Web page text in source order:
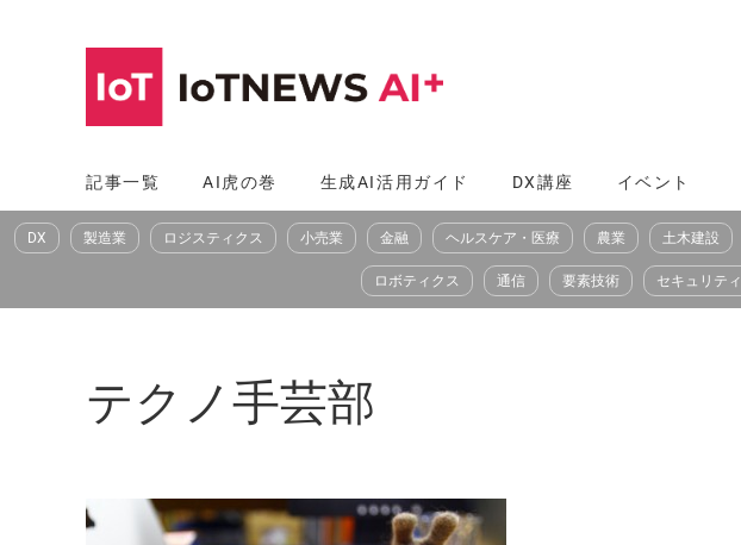
へ
ス
記事一覧 AI虎の巻 生成AI活用ガイド DX講座 イベント
DX 製造業 ロジスティクス 小売業 金融 ヘルスケア・医療 農業 土木建設
ロボティクス 通信 要素技術 セキュリティ
テクノ手芸部